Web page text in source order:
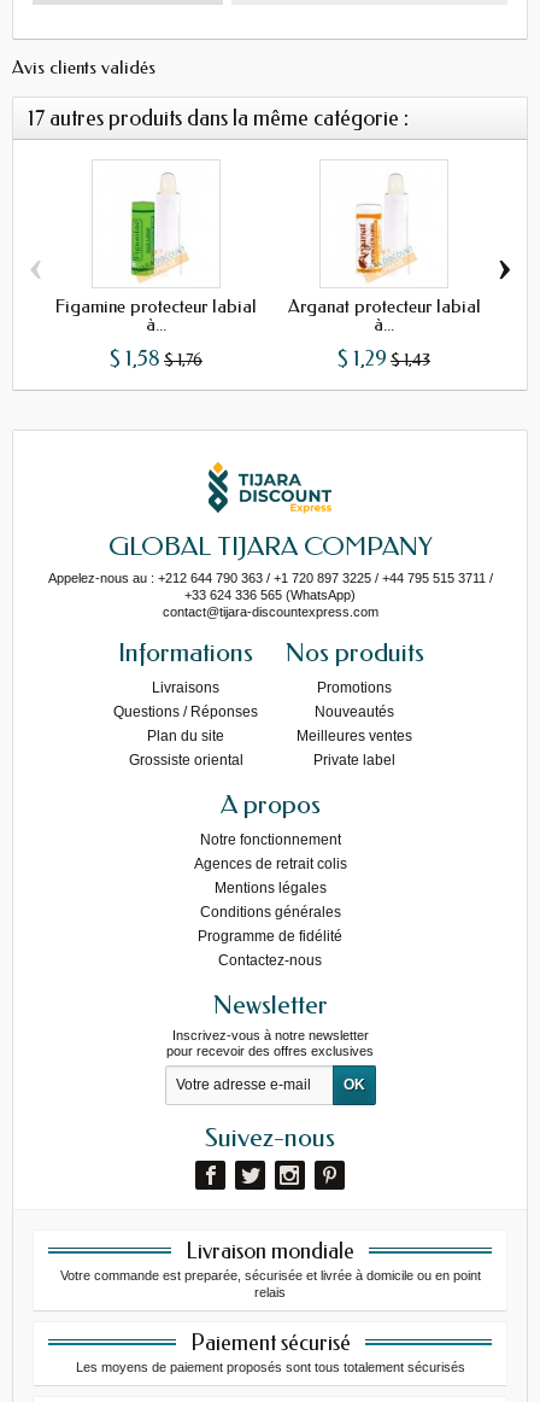
Avis clients validés
17 autres produits dans la même catégorie :
Figamine protecteur labial
à...
$ 1,58 $ 1,76
Arganat protecteur labial
à...
$ 1,29 $ 1,43
‹ ›
GLOBAL TIJARA COMPANY
Appelez-nous au : +212 644 790 363 / +1 720 897 3225 / +44 795 515 3711 /
+33 624 336 565 (WhatsApp)
contact@tijara-discountexpress.com
Informations
Livraisons
Questions / Réponses
Plan du site
Grossiste oriental
Nos produits
Promotions
Nouveautés
Meilleures ventes
Private label
A propos
Notre fonctionnement
Agences de retrait colis
Mentions légales
Conditions générales
Programme de fidélité
Contactez-nous
Newsletter
Inscrivez-vous à notre newsletter
pour recevoir des offres exclusives
Suivez-nous
Livraison mondiale
Votre commande est preparée, sécurisée et livrée à domicile ou en point
relais
Paiement sécurisé
Les moyens de paiement proposés sont tous totalement sécurisés